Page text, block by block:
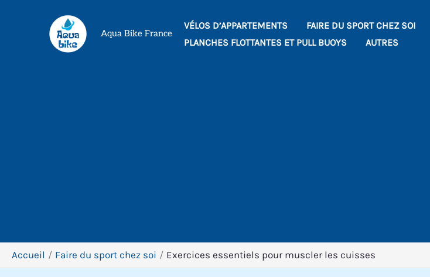
Aqua Bike France
VÉLOS D’APPARTEMENTS FAIRE DU SPORT CHEZ SOI
PLANCHES FLOTTANTES ET PULL BUOYS
AUTRES
Accueil Faire du sport chez soi Exercices essentiels pour muscler les cuisses